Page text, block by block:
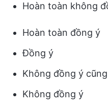
Hoàn toàn không
Hoàn toàn đồng ý
Đồng ý
Không đồng ý
Không đồng ý